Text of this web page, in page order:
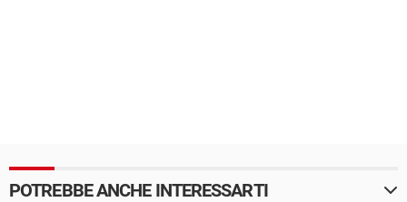
POTREBBE ANCHE INTERESSARTI